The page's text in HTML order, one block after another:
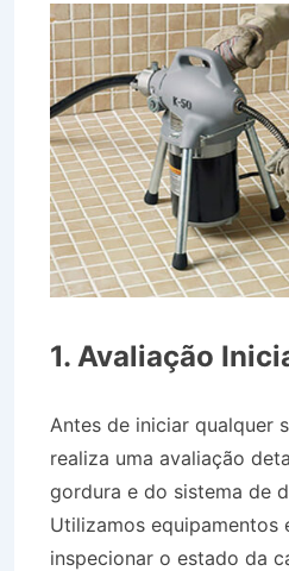
1. Avaliação
Antes de iniciar qualquer
realiza uma avaliação
gordura e do sistema de
Utilizamos equipamentos
inspecionar o estado da